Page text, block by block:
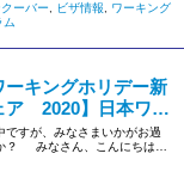
ーバー, ビザ情報, ワーキング
ム
ーキングホリデー新
ア 2020】日本ワー
リデーで初夢をかな
ですが、みなさまいかがお過
？ みなさん、こんにちは♡